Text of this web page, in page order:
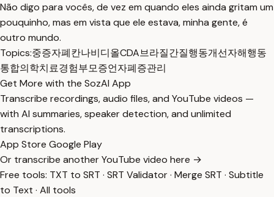
Não digo para vocês, de vez em quando eles ainda gritam um
pouquinho, mas em vista que ele estava, minha gente, é
outro mundo.
Topics:중증자폐칸나비디올CDA브라질간질행동개선자해행동
통합의학치료경험부모증언자폐증관리
Get More with the SozAI App
Transcribe recordings, audio files, and YouTube videos —
with AI summaries, speaker detection, and unlimited
transcriptions.
App Store Google Play
Or transcribe another YouTube video here →
Free tools: TXT to SRT · SRT Validator· Merge SRT · Subtitle
to Text · All tools